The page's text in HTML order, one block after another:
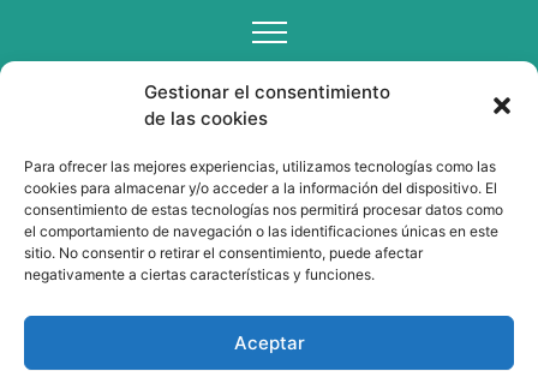
Gestionar el consentimiento
de las cookies
Para ofrecer las mejores experiencias, utilizamos tecnologías como las
cookies para almacenar y/o acceder a la información del dispositivo. El
consentimiento de estas tecnologías nos permitirá procesar datos como
el comportamiento de navegación o las identificaciones únicas en este
sitio. No consentir o retirar el consentimiento, puede afectar
negativamente a ciertas características y funciones.
Aceptar